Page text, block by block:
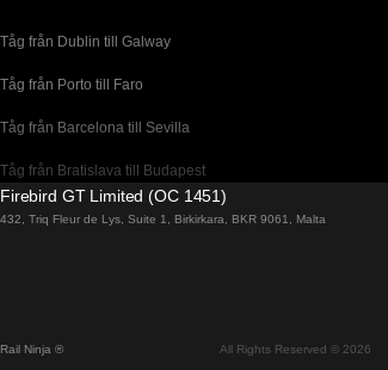
Tåg från Dublin till Galway
Tåg från Porto till Faro
Tåg från Barcelona till Sevilla
Tåg från Bratislava till Budapest
Tåg från Coimbra till Lissabon
Tåg från Lissabon till Faro
Firebird GT Limited (OC 1451)
432, Triq Fleur de Lys, Suite 1, Birkirkara, BKR 9061, Malta
Rail Ninja ® All Rights Reserved © 2026